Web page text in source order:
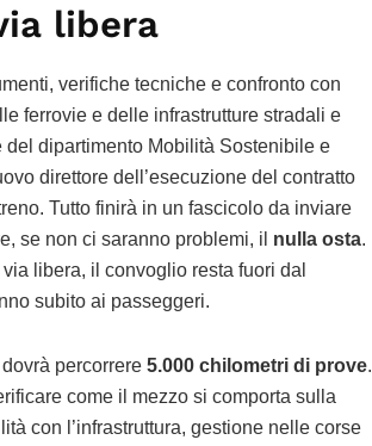
libera
verifiche tecniche e confronto con
ferrovie e delle infrastrutture stradali e
dipartimento Mobilità Sostenibile e
direttore dell’esecuzione del contratto
Tutto finirà in un fascicolo da inviare
se non ci saranno problemi, il nulla osta.
libera, il convoglio resta fuori dal
subito ai passeggeri.
percorrere 5.000 chilometri di prove.
come il mezzo si comporta sulla
con l’infrastruttura, gestione nelle corse